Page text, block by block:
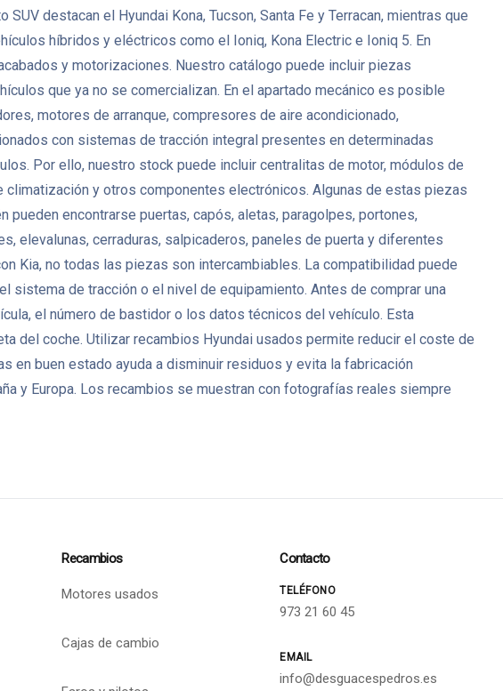
destacan el Hyundai Kona, Tucson, Santa Fe y Terracan, mientras que
híbridos y eléctricos como el Ioniq, Kona Electric e Ioniq 5. En
y motorizaciones. Nuestro catálogo puede incluir piezas
que ya no se comercializan. En el apartado mecánico es posible
motores de arranque, compresores de aire acondicionado,
con sistemas de tracción integral presentes en determinadas
Por ello, nuestro stock puede incluir centralitas de motor, módulos de
climatización y otros componentes electrónicos. Algunas de estas piezas
encontrarse puertas, capós, aletas, paragolpes, portones,
elevalunas, cerraduras, salpicaderos, paneles de puerta y diferentes
Kia, no todas las piezas son intercambiables. La compatibilidad puede
sistema de tracción o el nivel de equipamiento. Antes de comprar una
el número de bastidor o los datos técnicos del vehículo. Esta
del coche. Utilizar recambios Hyundai usados permite reducir el coste de
en buen estado ayuda a disminuir residuos y evita la fabricación
y Europa. Los recambios se muestran con fotografías reales siempre
Recambios
Motores usados
Cajas de cambio
Contacto
TELÉFONO
973 21 60 45
EMAIL
info@desguacespedros.es